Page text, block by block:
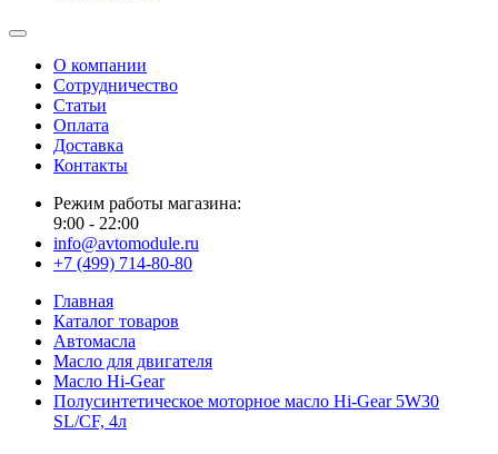
О компании
Сотрудничество
Статьи
Оплата
Доставка
Контакты
Режим работы магазина:
9:00 - 22:00
info@avtomodule.ru
+7 (499) 714-80-80
Главная
Каталог товаров
Автомасла
Масло для двигателя
Масло Hi-Gear
Полусинтетическое моторное масло Hi-Gear 5W30
SL/CF, 4л